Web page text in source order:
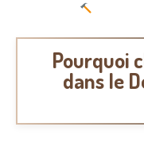
Pourquoi
dans le